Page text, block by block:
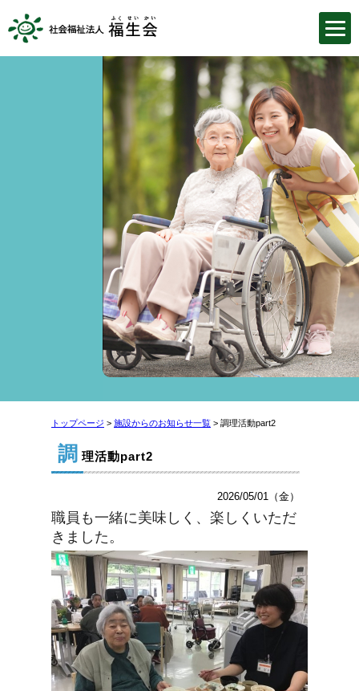
トップページ > 施設からのお知らせ一覧 > 調理活動part2
調 理活動part2
2026/05/01（金）
職員も一緒に美味しく、楽しくいただ
きました。